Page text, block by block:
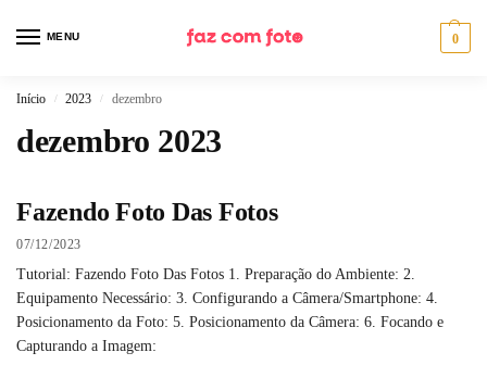
MENU 0
Início / 2023 / dezembro
dezembro 2023
Fazendo Foto Das Fotos
07/12/2023
Tutorial: Fazendo Foto Das Fotos 1. Preparação do Ambiente: 2.
Equipamento Necessário: 3. Configurando a Câmera/Smartphone: 4.
Posicionamento da Foto: 5. Posicionamento da Câmera: 6. Focando e
Capturando a Imagem: